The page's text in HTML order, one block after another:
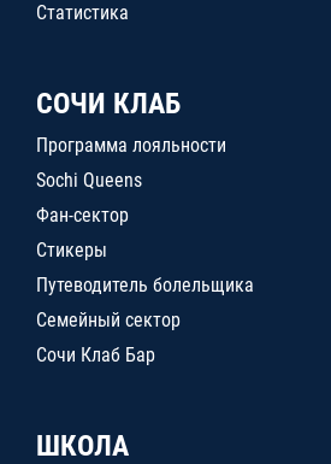
Статистика
СОЧИ КЛАБ
Программа лояльности
Sochi Queens
Фан-сектор
Стикеры
Путеводитель болельщика
Семейный сектор
Сочи Клаб Бар
ШКОЛА